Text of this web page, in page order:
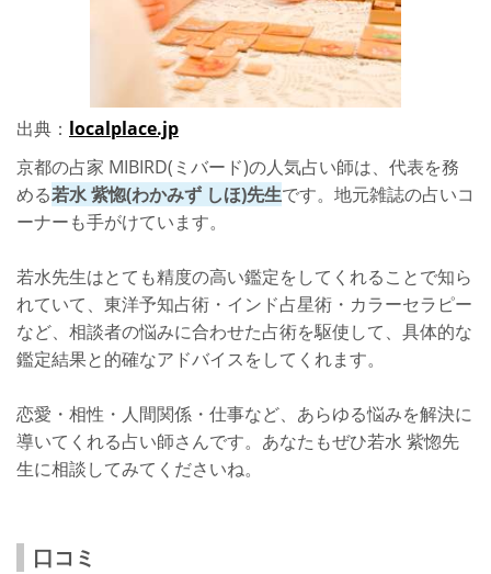
出典： localplace.jp
京都の占家 MIBIRD(ミバード)の人気占い師は、代表を務
める若水 紫惚(わかみず しほ)先生です。地元雑誌の占いコ
ーナーも手がけています。
若水先生はとても精度の高い鑑定をしてくれることで知ら
れていて、東洋予知占術・インド占星術・カラーセラピー
など、相談者の悩みに合わせた占術を駆使して、具体的な
鑑定結果と的確なアドバイスをしてくれます。
恋愛・相性・人間関係・仕事など、あらゆる悩みを解決に
導いてくれる占い師さんです。あなたもぜひ若水 紫惚先
生に相談してみてくださいね。
口コミ